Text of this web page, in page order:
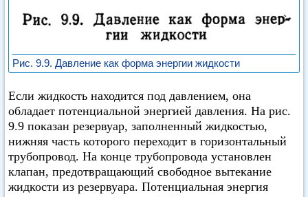
Рис. 9.9. Давление как форма энергии жидкости
Если жидкость находится под давлением, она
обладает потенциальной энергией давления. На рис.
9.9 показан резервуар, заполненный жидкостью,
нижняя часть которого переходит в горизонтальный
трубопровод. На конце трубопровода установлен
клапан, предотвращающий свободное вытекание
жидкости из резервуара. Потенциальная энергия